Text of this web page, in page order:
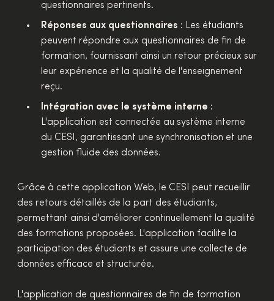
questionnaires pertinents.
Réponses aux questionnaires : Les étudiants
peuvent répondre aux questionnaires de fin de
formation, fournissant ainsi un retour précieux sur
leur expérience et la qualité de l'enseignement
reçu.
Intégration avec le système interne :
L'application est connectée au système interne
du CESI, garantissant une synchronisation et une
gestion fluide des données.
Grâce à cette application Web, le CESI peut recueillir
des retours détaillés de la part des étudiants,
permettant ainsi d'améliorer continuellement la qualité
des formations proposées. L'application facilite la
participation des étudiants et assure une collecte de
données efficace et structurée.
L'application de questionnaires de fin de formation